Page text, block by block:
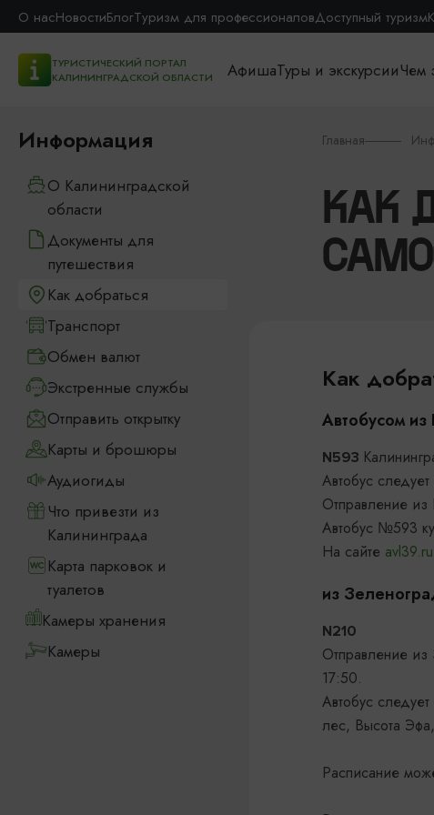
О насНовостиБлогТуризм для профессионаловДоступный туризм
ТУРИСТИЧЕСКИЙ ПОРТАЛ
КАЛИНИНГРАДСКОЙ ОБЛАСТИ
АфишаТуры и экскурсииЧем
Информация
О Калининградской
области
Документы для
путешествия
Как добраться
Транспорт
Обмен валют
Экстренные службы
Отправить открытку
Карты и брошюры
Аудиогиды
Что привезти из
Калининграда
Карта парковок и
туалетов
Камеры хранения
Камеры
Главная
КАК
Как
Автобусом
N593
Автобус
Отправление
Автобус №593
На сайте avl39.ru
из
N210
Отправление
17:50.
Автобус
лес, Высота
Расписание